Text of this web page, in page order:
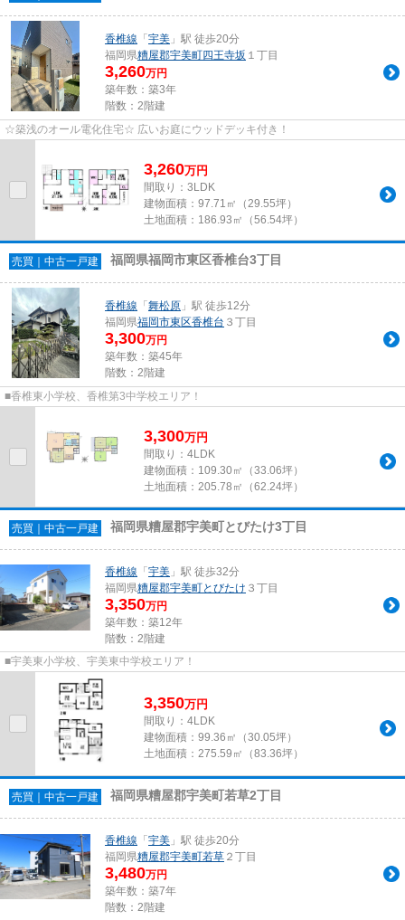
香椎線 「 宇美 」駅 徒歩20分
福岡県糟屋郡宇美町四王寺坂 １丁目
3,260万円
築年数：築3年
階数：2階建
☆築浅のオール電化住宅☆ 広いお庭にウッドデッキ付き！
3,260万円
間取り：3LDK
建物面積： 97.71㎡（29.55坪）
土地面積： 186.93㎡（56.54坪）
売買｜中古一戸建 福岡県福岡市東区香椎台3丁目
香椎線 「 舞松原 」駅 徒歩12分
福岡県福岡市東区香椎台 ３丁目
3,300万円
築年数：築45年
階数：2階建
■香椎東小学校、香椎第3中学校エリア！
3,300万円
間取り：4LDK
建物面積： 109.30㎡（33.06坪）
土地面積： 205.78㎡（62.24坪）
売買｜中古一戸建 福岡県糟屋郡宇美町とびたけ3丁目
香椎線 「 宇美 」駅 徒歩32分
福岡県糟屋郡宇美町とびたけ ３丁目
3,350万円
築年数：築12年
階数：2階建
■宇美東小学校、宇美東中学校エリア！
3,350万円
間取り：4LDK
建物面積： 99.36㎡（30.05坪）
土地面積： 275.59㎡（83.36坪）
売買｜中古一戸建 福岡県糟屋郡宇美町若草2丁目
香椎線 「 宇美 」駅 徒歩20分
福岡県糟屋郡宇美町若草 ２丁目
3,480万円
築年数：築7年
階数：2階建